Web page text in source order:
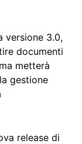
versione 3.0,
documenti
metterà
gestione
release di